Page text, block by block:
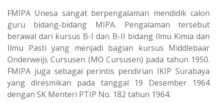
FMIPA Unesa sangat berpengalaman mendidik calon
guru bidang-bidang MIPA. Pengalaman tersebut
berawal dari kursus B-I dan B-II bidang Ilmu Kimia dan
Ilmu Pasti yang menjadi bagian kursus Middlebaar
Onderweijs Cursusen (MO Cursusen) pada tahun 1950.
FMIPA juga sebagai perintis pendirian IKIP Surabaya
yang diresmikan pada tanggal 19 Desember 1964
dengan SK Menteri PTIP No. 182 tahun 1964.